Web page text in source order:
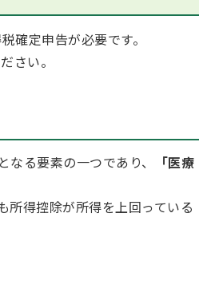
確定申告が必要です。
さい。
る要素の一つであり、
「医療
所得控除が所得を上回っている